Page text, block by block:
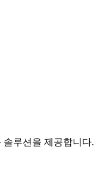
루션을 제공합니